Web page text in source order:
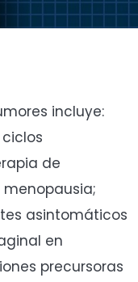
incluye:
de
asintomáticos
en
precursoras